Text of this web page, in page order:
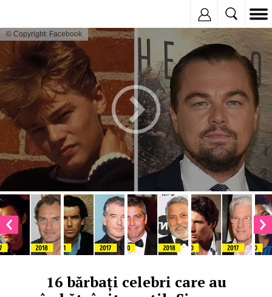
© Copyright: Facebook
16 bărbați celebri care au